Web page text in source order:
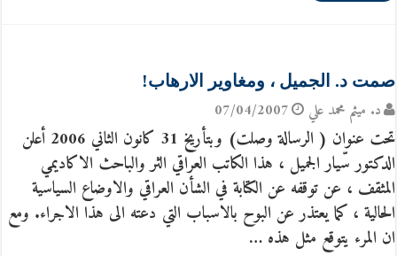
صمت د. الجميل ، ومغاوير الارهاب!
د. ميثم محمد علي 07/04/2007
تحت عنوان ( الرسالة وصلت) وبتأريخ 31 كانون الثاني 2006 أعلن
الدكتور سّيار الجميل ، هذا الكاتب العراقي الثر والباحث الاكاديمي
المثقف ، عن توقفه عن الكتابة في الشأن العراقي والاوضاع السياسية
الحالية ، كما يعتذر عن البوح بالاسباب التي دعته الى هذا الاجراء. ومع
ان المرء يتوقع مثل هذه …